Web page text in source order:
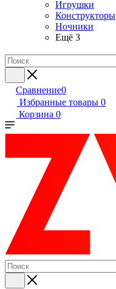
Игрушки
Конструкторы
Ночники
Ещё 3
Сравнение0
Избранные товары 0
Корзина 0